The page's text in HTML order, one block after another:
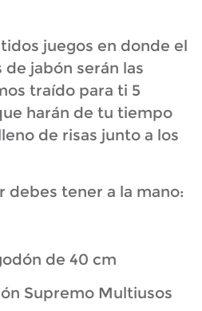
juegos en donde el
de jabón serán las
traído para ti 5
harán de tu tiempo
de risas junto a los
debes tener a la mano:
de 40 cm
Supremo Multiusos